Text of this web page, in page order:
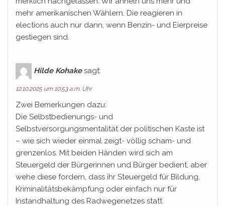
mehr amerikanischen Wählern. Die reagieren in
elections auch nur dann, wenn Benzin- und Eierpreise
gestiegen sind.
Hilde Kohake sagt:
12.10.2025 um 10:53 a.m. Uhr
Zwei Bemerkungen dazu:
Die Selbstbedienungs- und
Selbstversorgungsmentalität der politischen Kaste ist
– wie sich wieder einmal zeigt- völlig scham- und
grenzenlos. Mit beiden Händen wird sich am
Steuergeld der Bürgerinnen und Bürger bedient, aber
wehe diese fordern, dass ihr Steuergeld für Bildung,
Kriminalitätsbekämpfung oder einfach nur für
Instandhaltung des Radwegenetzes statt